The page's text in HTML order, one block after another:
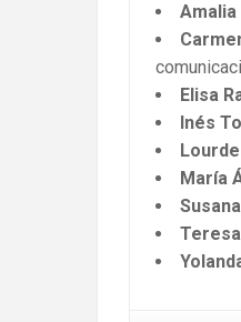
Amalia
Elisa
Inés
María